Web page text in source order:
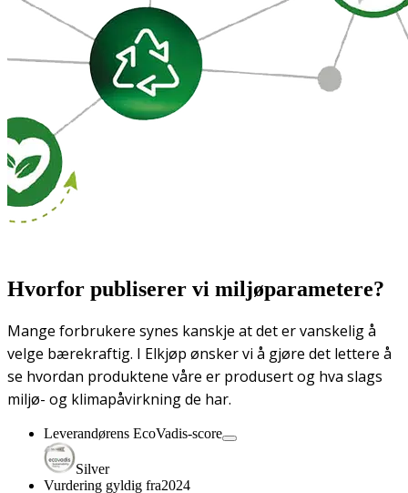
Hvorfor publiserer vi miljøparametere?
Mange forbrukere synes kanskje at det er vanskelig å
velge bærekraftig. I Elkjøp ønsker vi å gjøre det lettere å
se hvordan produktene våre er produsert og hva slags
miljø- og klimapåvirkning de har.
Leverandørens EcoVadis-score
Silver
Vurdering gyldig fra2024